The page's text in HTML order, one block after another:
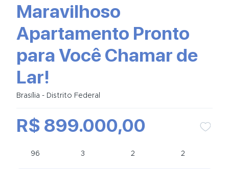
Maravilhoso
Apartamento Pronto
para Você Chamar de
Lar!
Brasília - Distrito Federal
96 3 2 2
R$ 899.000,00